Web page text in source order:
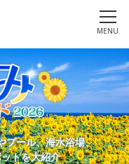
MENU
プール、海水浴場、
トを大紹介